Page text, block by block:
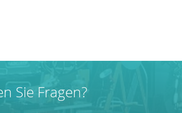
Sie Fragen?